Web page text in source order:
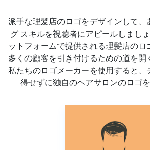
派手な理髪店のロゴをデザインして、
グ スキルを視聴者にアピールしまし
ットフォームで提供される理髪店のロ
多くの顧客を引き付けるための道を開
私たちのロゴメーカーを使用すると、
得せずに独自のヘアサロンのロゴを